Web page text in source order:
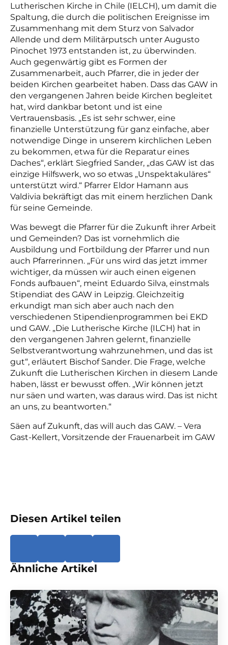
Lutherischen Kirche in Chile (IELCH), um damit die
Spaltung, die durch die politischen Ereignisse im
Zusammenhang mit dem Sturz von Salvador
Allende und dem Militärputsch unter Augusto
Pinochet 1973 entstanden ist, zu überwinden.
Auch gegenwärtig gibt es Formen der
Zusammenarbeit, auch Pfarrer, die in jeder der
beiden Kirchen gearbeitet haben. Dass das GAW in
den vergangenen Jahren beide Kirchen begleitet
hat, wird dankbar betont und ist eine
Vertrauensbasis. „Es ist sehr schwer, eine
finanzielle Unterstützung für ganz einfache, aber
notwendige Dinge in unserem kirchlichen Leben
zu bekommen, etwa für die Reparatur eines
Daches“, erklärt Siegfried Sander, „das GAW ist das
einzige Hilfswerk, wo so etwas „Unspektakuläres“
unterstützt wird.“ Pfarrer Eldor Hamann aus
Valdivia bekräftigt das mit einem herzlichen Dank
für seine Gemeinde.
Was bewegt die Pfarrer für die Zukunft ihrer Arbeit
und Gemeinden? Das ist vornehmlich die
Ausbildung und Fortbildung der Pfarrer und nun
auch Pfarrerinnen. „Für uns wird das jetzt immer
wichtiger, da müssen wir auch einen eigenen
Fonds aufbauen“, meint Eduardo Silva, einstmals
Stipendiat des GAW in Leipzig. Gleichzeitig
erkundigt man sich aber auch nach den
verschiedenen Stipendienprogrammen bei EKD
und GAW. „Die Lutherische Kirche (ILCH) hat in
den vergangenen Jahren gelernt, finanzielle
Selbstverantwortung wahrzunehmen, und das ist
gut“, erläutert Bischof Sander. Die Frage, welche
Zukunft die Lutherischen Kirchen in diesem Lande
haben, lässt er bewusst offen. „Wir können jetzt
nur säen und warten, was daraus wird. Das ist nicht
an uns, zu beantworten.“
Säen auf Zukunft, das will auch das GAW. – Vera
Gast-Kellert, Vorsitzende der Frauenarbeit im GAW
Diesen Artikel teilen
Ähnliche Artikel